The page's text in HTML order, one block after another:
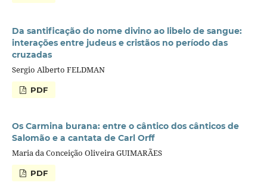
Da santificação do nome divino ao libelo de sangue:
interações entre judeus e cristãos no período das
cruzadas
Sergio Alberto FELDMAN
PDF
Os Carmina burana: entre o cântico dos cânticos de
Salomão e a cantata de Carl Orff
Maria da Conceição Oliveira GUIMARÃES
PDF